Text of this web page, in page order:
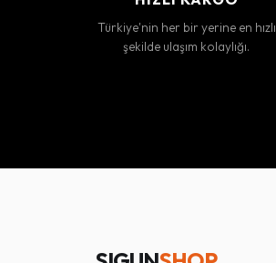
Türkiye'nin her bir yerine en hızlı
şekilde ulaşım kolaylığı.